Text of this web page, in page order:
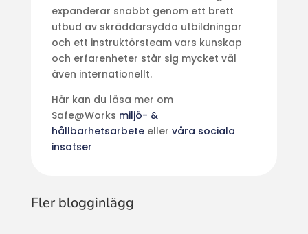
expanderar snabbt genom ett brett
utbud av skräddarsydda utbildningar
och ett instruktörsteam vars kunskap
och erfarenheter står sig mycket väl
även internationellt.
Här kan du läsa mer om
Safe@Works miljö- &
hållbarhetsarbeteeller våra sociala
insatser
Fler blogginlägg